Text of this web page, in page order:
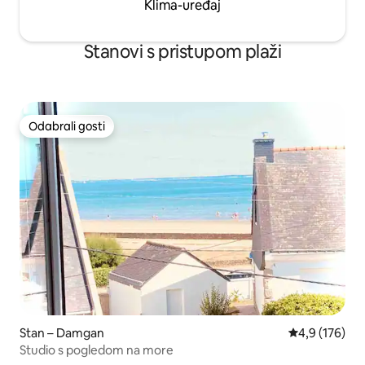
Klima-uređaj
Stanovi s pristupom plaži
Odabrali gosti
Odabrali gosti
Stan – Damgan Prosječna
4,9 (176)
Studio s pogledom na more